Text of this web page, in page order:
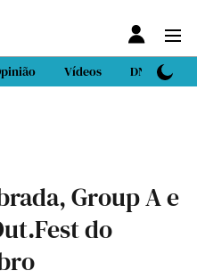
Vídeos DN Sport
Group A e
do